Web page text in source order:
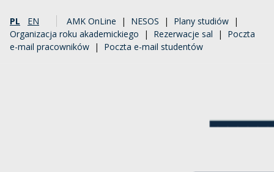
PL EN AMK OnLine | NESOS | Plany studiów |
Organizacja roku akademickiego | Rezerwacje sal | Poczta
e-mail pracowników | Poczta e-mail studentów